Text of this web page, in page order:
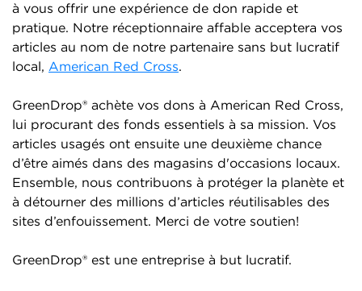
à vous offrir une expérience de don rapide et
pratique. Notre réceptionnaire affable acceptera vos
articles au nom de notre partenaire sans but lucratif
local, American Red Cross.
GreenDrop® achète vos dons à American Red Cross,
lui procurant des fonds essentiels à sa mission. Vos
articles usagés ont ensuite une deuxième chance
d’être aimés dans des magasins d'occasions locaux.
Ensemble, nous contribuons à protéger la planète et
à détourner des millions d’articles réutilisables des
sites d’enfouissement. Merci de votre soutien!
GreenDrop® est une entreprise à but lucratif.